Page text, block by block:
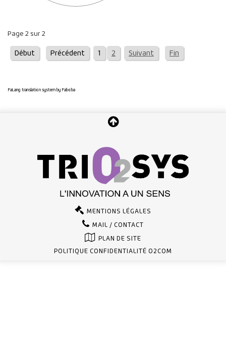
Page 2 sur 2
Début Précédent 1 2 Suivant Fin
FaLang translation system by Faboba
MENTIONS LÉGALES
MAIL / CONTACT
PLAN DE SITE
POLITIQUE CONFIDENTIALITÉ O2COM